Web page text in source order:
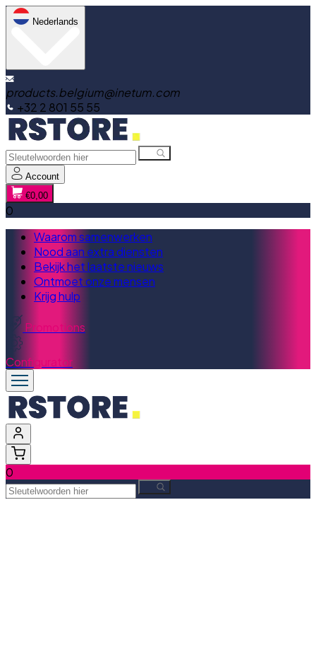
Nederlands
products.belgium@inetum.com
+32 2 801 55 55
Account
€0,00
0
Waarom samenwerken
Nood aan extra diensten
Bekijk het laatste nieuws
Ontmoet onze mensen
Krijg hulp
Promotions
Configurator
0